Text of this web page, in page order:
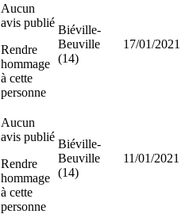
Aucun
avis publié
Rendre
hommage
à cette
personne
Biéville-
Beuville
(14)
17/01/2021
Aucun
avis publié
Rendre
hommage
à cette
personne
Biéville-
Beuville
(14)
11/01/2021